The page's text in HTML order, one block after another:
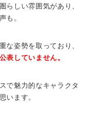
らしい雰囲気があり、
も。
な姿勢を取っており、
表していません。
で魅力的なキャラクタ
います。